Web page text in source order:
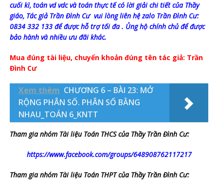
cuối kì, toán vd vdc và toán thực tế có lời giải chi tiết của Thầy
giáo, Tác giả Trần Đình Cư vui lòng liên hệ zalo Trần Đình Cư:
0834 332 133 để được hỗ trợ tối đa . Ủng hộ chính chủ để được
bảo hành và nhiều ưu đãi khác.
Mua đúng tài liệu, chuyển khoản đúng tên tác giả: Trần
Đình Cư
Xem thêm CHƯƠNG 6 – BÀI 23: MỞ
RỘNG PHÂN SỐ. PHÂN SỐ BẰNG
NHAU_TOÁN 6_KNTT
Tham gia nhóm Tài liệu Toán THCS của Thầy Trần Đình Cư:
https://www.facebook.com/groups/648908762117217
Tham gia nhóm Tài liệu Toán THPT của Thầy Trần Đình Cư: